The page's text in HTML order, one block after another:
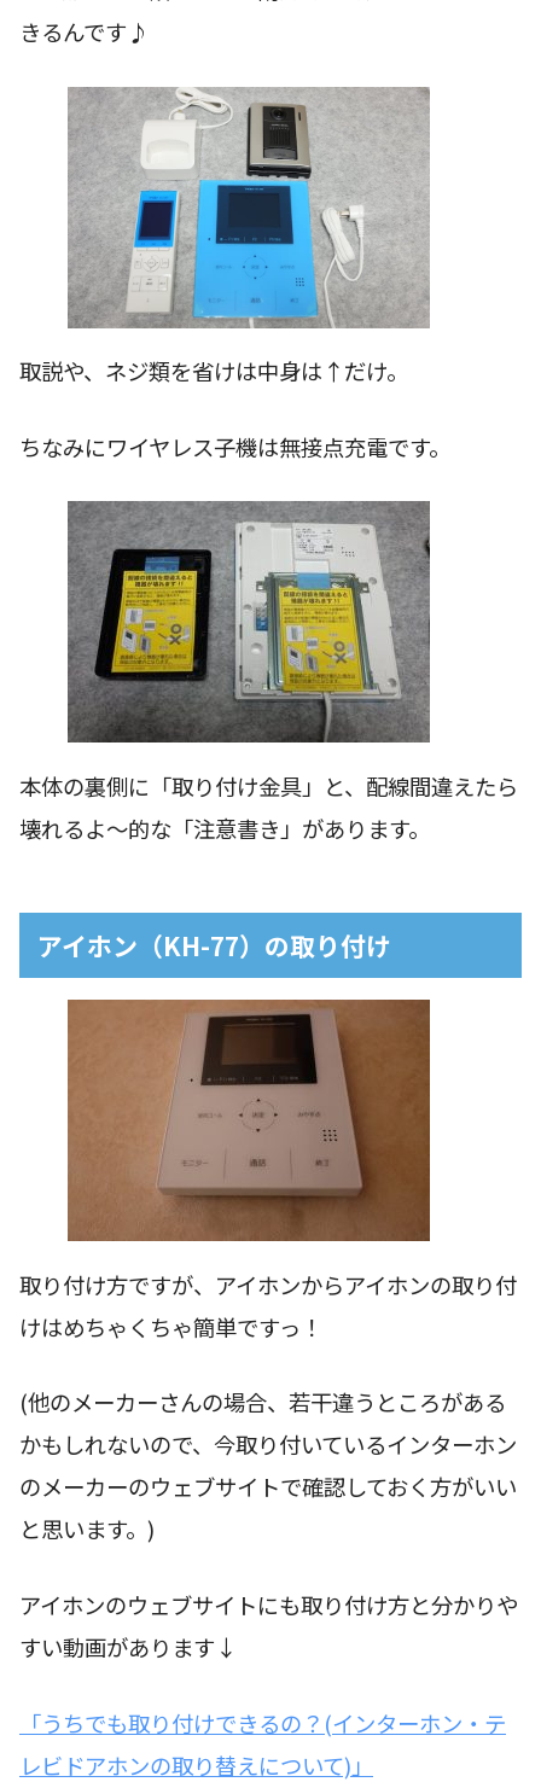
きるんです♪
取説や、ネジ類を省けは中身は↑だけ。
ちなみにワイヤレス子機は無接点充電です。
本体の裏側に「取り付け金具」と、配線間違えたら
壊れるよ〜的な「注意書き」があります。
アイホン（KH-77）の取り付け
取り付け方ですが、アイホンからアイホンの取り付
けはめちゃくちゃ簡単ですっ！
(他のメーカーさんの場合、若干違うところがある
かもしれないので、今取り付いているインターホン
のメーカーのウェブサイトで確認しておく方がいい
と思います。)
アイホンのウェブサイトにも取り付け方と分かりや
すい動画があります↓
「うちでも取り付けできるの？(インターホン・テ
レビドアホンの取り替えについて)」